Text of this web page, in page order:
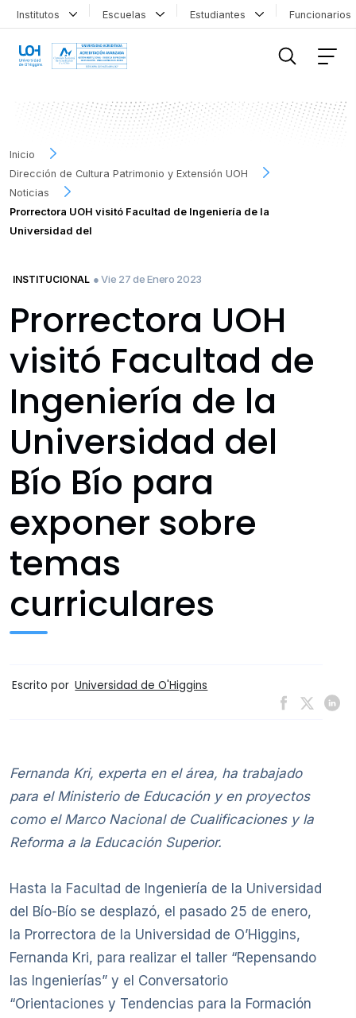
Institutos Escuelas Estudiantes
Inicio
Dirección de Cultura Patrimonio y Extensión UOH
Noticias
Prorrectora UOH visitó Facultad de Ingeniería de la
Universidad del
INSTITUCIONAL ● Vie 27 de Enero 2023
Prorrectora UOH
visitó Facultad de
Ingeniería de la
Universidad del
Bío Bío para
exponer sobre
temas
curriculares
Escrito por Universidad de O'Higgins
Fernanda Kri, experta en el área, ha trabajado
para el Ministerio de Educación y en proyectos
como el Marco Nacional de Cualificaciones y la
Reforma a la Educación Superior.
Hasta la Facultad de Ingeniería de la Universidad
del Bío-Bío se desplazó, el pasado 25 de enero,
la Prorrectora de la Universidad de O’Higgins,
Fernanda Kri, para realizar el taller “Repensando
las Ingenierías” y el Conversatorio
“Orientaciones y Tendencias para la Formación